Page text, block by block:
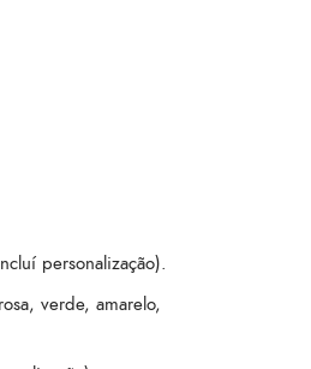
personalização).
verde, amarelo,